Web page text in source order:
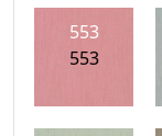
553
553